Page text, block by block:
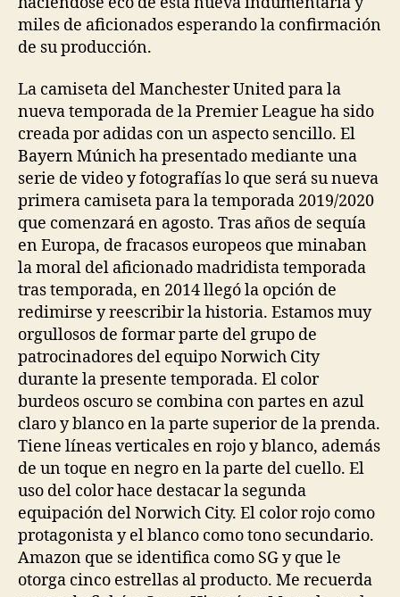
miles de aficionados esperando la confirmación
de su producción.
La camiseta del Manchester United para la
nueva temporada de la Premier League ha sido
creada por adidas con un aspecto sencillo. El
Bayern Múnich ha presentado mediante una
serie de video y fotografías lo que será su nueva
primera camiseta para la temporada 2019/2020
que comenzará en agosto. Tras años de sequía
en Europa, de fracasos europeos que minaban
la moral del aficionado madridista temporada
tras temporada, en 2014 llegó la opción de
redimirse y reescribir la historia. Estamos muy
orgullosos de formar parte del grupo de
patrocinadores del equipo Norwich City
durante la presente temporada. El color
burdeos oscuro se combina con partes en azul
claro y blanco en la parte superior de la prenda.
Tiene líneas verticales en rojo y blanco, además
de un toque en negro en la parte del cuello. El
uso del color hace destacar la segunda
equipación del Norwich City. El color rojo como
protagonista y el blanco como tono secundario.
Amazon que se identifica como SG y que le
otorga cinco estrellas al producto. Me recuerda